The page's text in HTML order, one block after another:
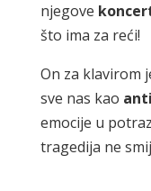
njegove
što ima za reći!
On za klavirom
sve nas kao
emocije u
tragedija ne